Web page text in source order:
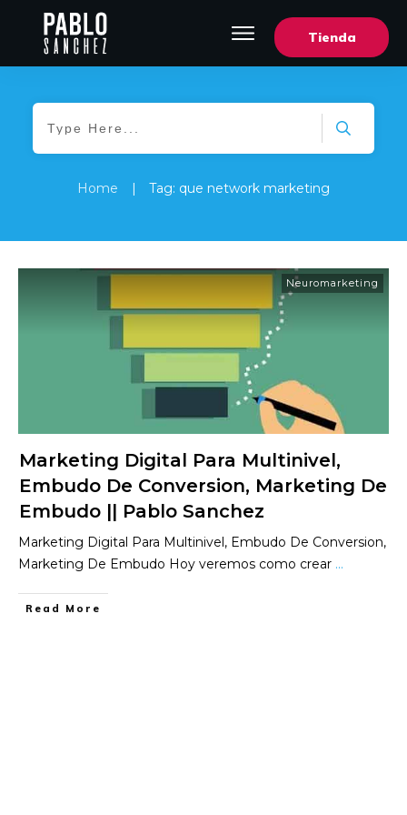
Tienda
Home Tag: que network marketing
Neuromarketing
Marketing Digital Para Multinivel,
Embudo De Conversion, Marketing De
Embudo || Pablo Sanchez
Marketing Digital Para Multinivel, Embudo De Conversion,
Marketing De Embudo Hoy veremos como crear ...
​Read More